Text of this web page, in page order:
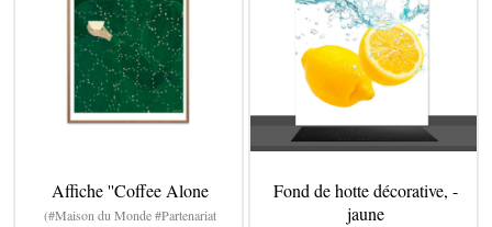
Affiche ''Coffee Alone
(#Maison du Monde #Partenariat
Fond de hotte décorative, -
jaune